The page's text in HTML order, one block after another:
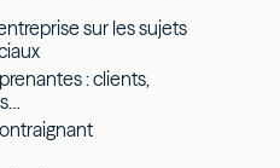
sur les sujets
: clients,